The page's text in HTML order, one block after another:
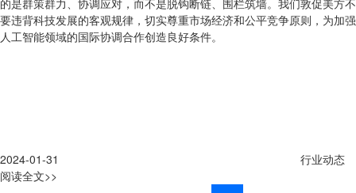
的是群策群力、协调应对，而不是脱钩断链、围栏筑墙。我们敦促美方不
要违背科技发展的客观规律，切实尊重市场经济和公平竞争原则，为加强
人工智能领域的国际协调合作创造良好条件。
2024-01-31
行业动态
阅读全文>>